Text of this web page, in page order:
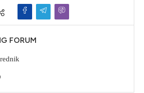
FORUM